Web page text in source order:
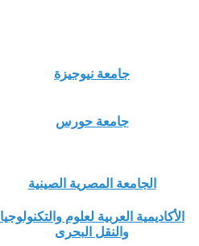
جامعة نيوجيزة
جامعة حورس
الجامعة المصرية الصينية
الأكاديمية العربية لعلوم والتكنولوجيا
والنقل البحرى